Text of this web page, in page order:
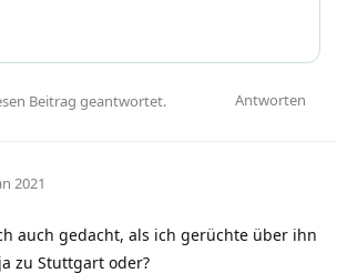
Antworten
Beitrag geantwortet.
2021
auch gedacht, als ich gerüchte über ihn
zu Stuttgart oder?